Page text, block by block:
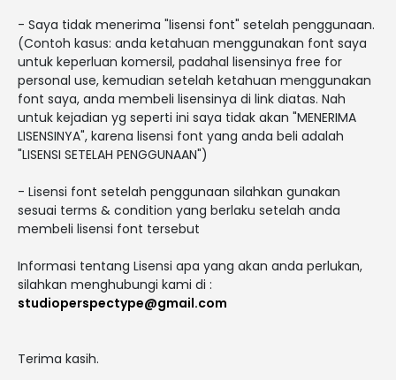
- Saya tidak menerima "lisensi font" setelah penggunaan.
(Contoh kasus: anda ketahuan menggunakan font saya
untuk keperluan komersil, padahal lisensinya free for
personal use, kemudian setelah ketahuan menggunakan
font saya, anda membeli lisensinya di link diatas. Nah
untuk kejadian yg seperti ini saya tidak akan "MENERIMA
LISENSINYA", karena lisensi font yang anda beli adalah
"LISENSI SETELAH PENGGUNAAN")
- Lisensi font setelah penggunaan silahkan gunakan
sesuai terms & condition yang berlaku setelah anda
membeli lisensi font tersebut
Informasi tentang Lisensi apa yang akan anda perlukan,
silahkan menghubungi kami di :
studioperspectype@gmail.com
Terima kasih.